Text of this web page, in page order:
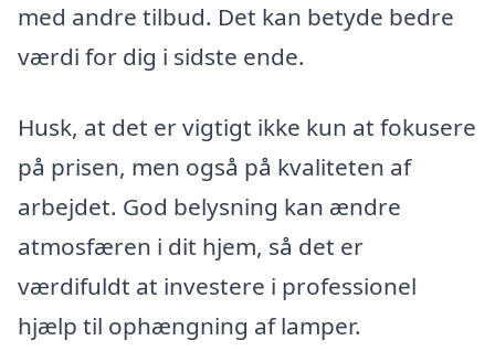
med andre tilbud. Det kan betyde bedre
værdi for dig i sidste ende.
Husk, at det er vigtigt ikke kun at fokusere
på prisen, men også på kvaliteten af
arbejdet. God belysning kan ændre
atmosfæren i dit hjem, så det er
værdifuldt at investere i professionel
hjælp til ophængning af lamper.